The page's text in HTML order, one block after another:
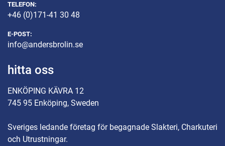
TELEFON:
+46 (0)171-41 30 48
E-POST:
info@andersbrolin.se
hitta oss
ENKÖPING KÄVRA 12
745 95 Enköping, Sweden
Sveriges ledande företag för begagnade Slakteri, Charkuteri
och Utrustningar.